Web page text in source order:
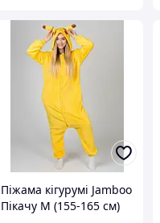
Піжама кігурумі Jamboo
Пікачу M (155-165 см)